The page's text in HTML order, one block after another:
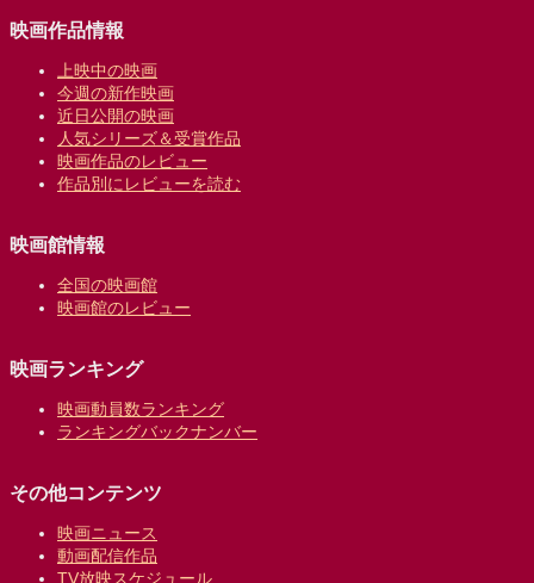
映画作品情報
上映中の映画
今週の新作映画
近日公開の映画
人気シリーズ＆受賞作品
映画作品のレビュー
作品別にレビューを読む
映画館情報
全国の映画館
映画館のレビュー
映画ランキング
映画動員数ランキング
ランキングバックナンバー
その他コンテンツ
映画ニュース
動画配信作品
TV放映スケジュール